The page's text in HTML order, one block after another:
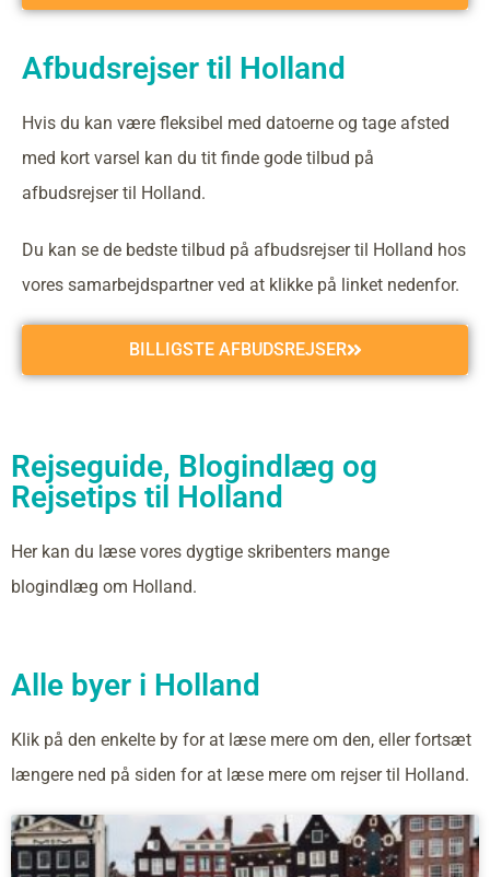
Afbudsrejser til Holland
Hvis du kan være fleksibel med datoerne og tage afsted
med kort varsel kan du tit finde gode tilbud på
afbudsrejser til Holland.
Du kan se de bedste tilbud på afbudsrejser til Holland hos
vores samarbejdspartner ved at klikke på linket nedenfor.
BILLIGSTE AFBUDSREJSER
Rejseguide, Blogindlæg og
Rejsetips til Holland
Her kan du læse vores dygtige skribenters mange
blogindlæg om Holland.
Alle byer i Holland
Klik på den enkelte by for at læse mere om den, eller fortsæt
længere ned på siden for at læse mere om rejser til Holland.